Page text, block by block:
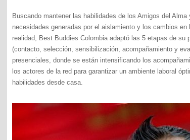
Buscando mantener las habilidades de los Amigos del
necesidades generadas por el aislamiento y los cambios
realidad, Best Buddies Colombia adaptó las 5 etapas de su
(contacto, selección, sensibilización, acompañamiento y
presenciales, donde se están intensificando los
los actores de la red para garantizar un ambiente laboral
habilidades desde casa.